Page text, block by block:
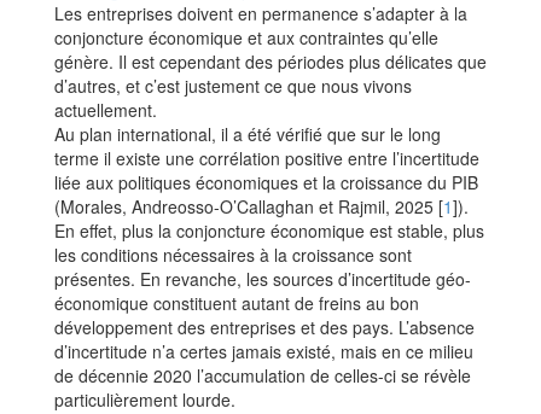
Les entreprises doivent en permanence s’adapter à la
conjoncture économique et aux contraintes qu’elle
génère. Il est cependant des périodes plus délicates que
d’autres, et c’est justement ce que nous vivons
actuellement.
Au plan international, il a été vérifié que sur le long
terme il existe une corrélation positive entre l’incertitude
liée aux politiques économiques et la croissance du PIB
(Morales, Andreosso-O’Callaghan et Rajmil, 2025 [1]).
En effet, plus la conjoncture économique est stable, plus
les conditions nécessaires à la croissance sont
présentes. En revanche, les sources d’incertitude géo-
économique constituent autant de freins au bon
développement des entreprises et des pays. L’absence
d’incertitude n’a certes jamais existé, mais en ce milieu
de décennie 2020 l’accumulation de celles-ci se révèle
particulièrement lourde.